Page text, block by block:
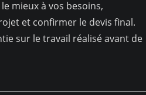
mieux à vos besoins,
et confirmer le devis final.
sur le travail réalisé avant de